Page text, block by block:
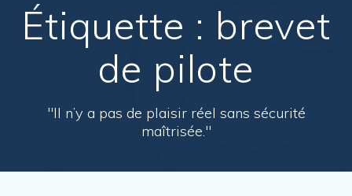
Étiquette : brevet
de pilote
"Il n’y a pas de plaisir réel sans sécurité
maîtrisée."